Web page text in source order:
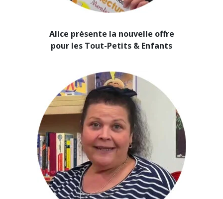
Alice présente la nouvelle offre
pour les Tout-Petits & Enfants